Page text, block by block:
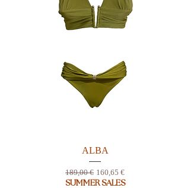
ALBA
Prix original
189,00 € Prix promotionnel
160,65 €
SUMMER SALES